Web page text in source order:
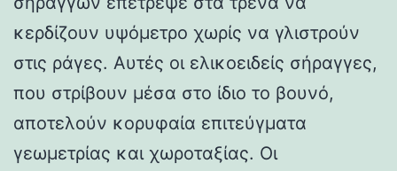
κερδίζουν υψόμετρο χωρίς να γλιστρούν
στις ράγες. Αυτές οι ελικοειδείς σήραγγες,
που στρίβουν μέσα στο ίδιο το βουνό,
αποτελούν κορυφαία επιτεύγματα
γεωμετρίας και χωροταξίας. Οι